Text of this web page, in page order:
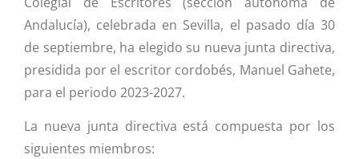
Andalucía), celebrada en Sevilla, el pasado día 30
de septiembre, ha elegido su nueva junta directiva,
presidida por el escritor cordobés, Manuel Gahete,
para el periodo 2023-2027.
La nueva junta directiva está compuesta por los
siguientes miembros: